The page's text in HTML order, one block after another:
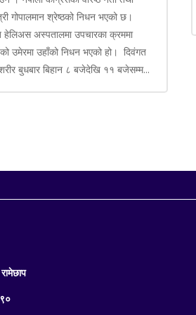
गोपालमान श्रेष्ठको निधन भएको छ।
अस्पतालमा उपचारका क्रममा
उमेरमा उहाँको निधन भएको हो। दिवंगत
शरीर बुधबार बिहान ८ बजेदेखि ११ बजेसम्म...